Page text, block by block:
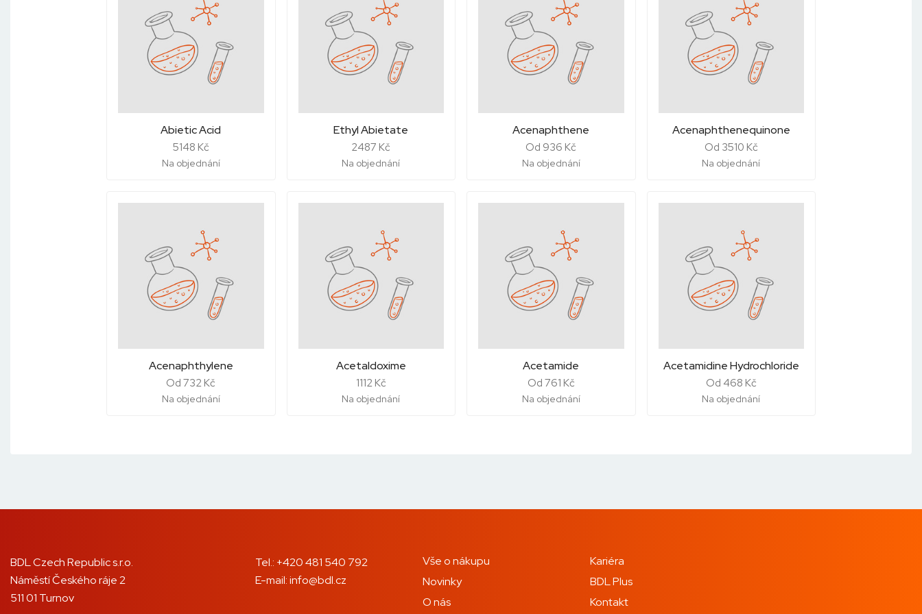
Abietic Acid
5148 Kč
Na objednání
Ethyl Abietate
2487 Kč
Na objednání
Acenaphthene
Od 936 Kč
Na objednání
Acenaphthenequinone
Od 3510 Kč
Na objednání
Acenaphthylene
Od 732 Kč
Na objednání
Acetaldoxime
1112 Kč
Na objednání
Acetamide
Od 761 Kč
Na objednání
Acetamidine Hydrochloride
Od 468 Kč
Na objednání
BDL Czech Republic s.r.o.
Náměstí Českého ráje 2
511 01 Turnov
Tel.: +420 481 540 792
E-mail:info@bdl.cz
Vše o nákupu
Novinky
O nás
Kariéra
BDL Plus
Kontakt